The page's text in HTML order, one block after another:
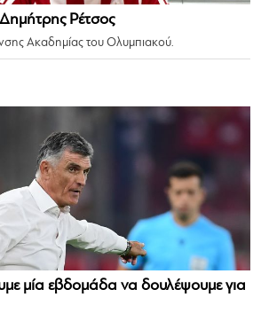
Ρέτσος
Ακαδημίας του Ολυμπιακού.
μία εβδομάδα να δουλέψουμε για